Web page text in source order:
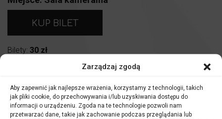
Zarządzaj zgodą
Aby zapewnić jak najlepsze wrażenia, korzystamy z technologii, takich
jak pliki cookie, do przechowywania i/lub uzyskiwania dostępu do
informacji o urządzeniu. Zgoda na te technologie pozwoli nam
przetwarzać dane, takie jak zachowanie podczas przeglądania lub
KUP BILET
Bilety: 30 zł
WYDARZENIE DOSTĘPNE RÓWNIEŻ W ABONAMENCIE
Warsztaty muzyczne pomelody
Bilety wstępu dotyczą wszystkich uczestników, zarówno